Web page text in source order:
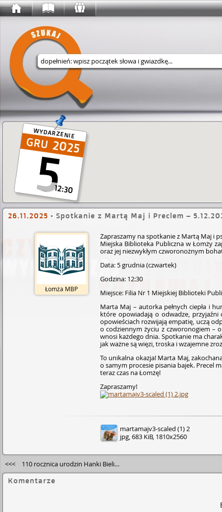
Wyszukaj w serwisie
WYDARZENIE
2025
5
12:30
26.11.2025 • Spotkanie z Martą Maj i Preclem –
Łomża MBP
Zapraszamy na spotkanie z Martą Maj i
Miejska Biblioteka Publiczna w Łomży
oraz jej niezwykłym czworonożnym
Data: 5 grudnia (czwartek)
Godzina: 12:30
Miejsce: Filia Nr 1 Miejskiej Biblioteki
Marta Maj – autorka pełnych ciepła i
które opowiadają o odwadze,
opowieściach rozwijają empatię, uczą
o codziennym życiu z czworonogiem –
wnosi każdego dnia. Spotkanie ma
jak ważne są więzi, troska i wzajemne
To unikalna okazja! Marta Maj,
o samym procesie pisania bajek. Precel
teraz czas na Łomżę!
Zapraszamy!
martamajv3-scaled (1) 2
jpg, 683 KiB, 1810x2560
<<< 110 rocznica urodzin Hanki Bielickiej
Komentarze